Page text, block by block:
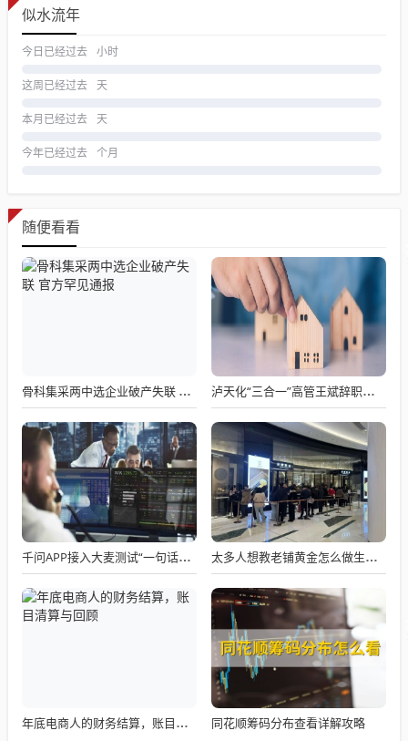
似水流年
今日已经过去 小时
这周已经过去 天
本月已经过去 天
今年已经过去 个月
随便看看
骨科集采两中选企业破产失联 官方罕见通报 泸天化“三合一”高管王斌辞职：高管变动叠加财务、业绩双重压力，公司进入阶段性调整期
千问APP接入大麦测试“一句话买电影票” 太多人想教老铺黄金怎么做生意了
年底电商人的财务结算，账目清算与回顾 同花顺筹码分布查看详解攻略